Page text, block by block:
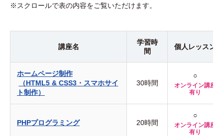
※スクロールで表の内容をご覧いただけます。
講座名
学習時
間
個人レッスン
ホームページ制作
（HTML5 & CSS3・スマホサイ
ト制作）
30時間
○
オンライン講座
有り
PHPプログラミング 20時間
○
オンライン講座
有り